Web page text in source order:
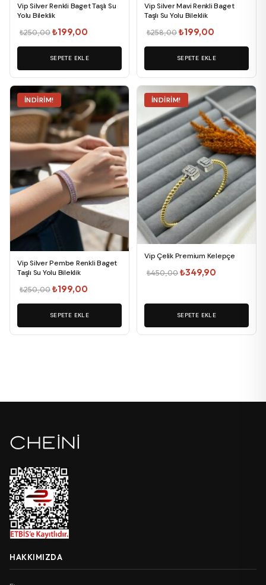
Vip Silver Renkli Baget Taşlı Su
Yolu Bileklik
₺250,00Orijinal
fiyat:
₺250,00.
₺199,00
andaki
fiyat:
₺199,00.
SEPETE EKLE
Vip Silver Mavi Renkli Baget
Taşlı Su Yolu Bileklik
₺258,00Orijinal
fiyat:
₺258,00.
₺199,00
andaki
fiyat:
₺199,00.
SEPETE EKLE
İNDIRIM!
Vip Silver Pembe Renkli Baget
Taşlı Su Yolu Bileklik
₺250,00Orijinal
fiyat:
₺250,00.
₺199,00
andaki
fiyat:
₺199,00.
SEPETE EKLE
İNDIRIM!
Vip Çelik Premium Kelepçe
₺450,00Orijinal
₺349,90
₺349,90.
SEPETE EKLE
HAKKIMIZDA